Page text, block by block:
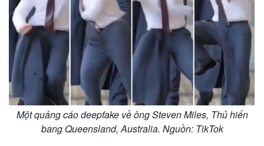
Một quảng cáo deepfake về ông Steven Miles, Thủ hiến
bang Queensland, Australia. Nguồn: TikTok